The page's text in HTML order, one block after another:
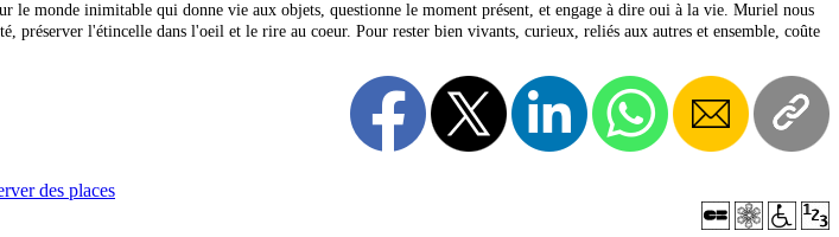
le monde inimitable qui donne vie aux objets, questionne le moment présent, et engage à dire oui à la vie. Muriel nous
préserver l'étincelle dans l'oeil et le rire au coeur. Pour rester bien vivants, curieux, reliés aux autres et ensemble, coûte
des places